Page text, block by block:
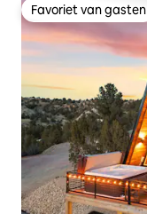
Favoriet van gasten
Favoriet van gasten